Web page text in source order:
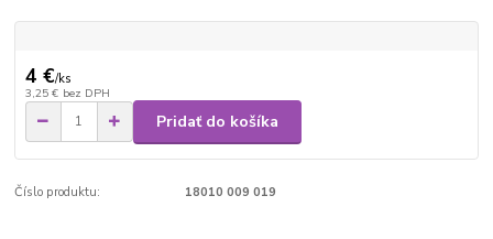
4 €/ks
3,25 € bez DPH
Pridať do košíka
Číslo produktu: 18010 009 019